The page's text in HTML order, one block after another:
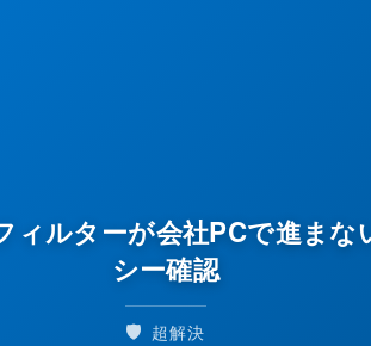
ィルターが会社PCで進まな
シー確認
🛡️ 超解決